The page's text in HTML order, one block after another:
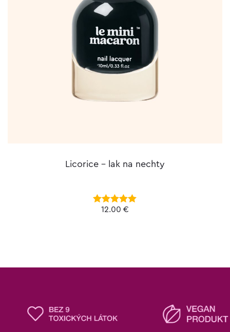
Licorice – lak na nechty
Hodnotenie
12.00 €